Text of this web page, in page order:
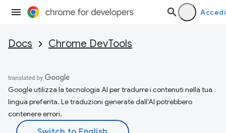
Accedi
Docs Chrome DevTools
Google utilizza la tecnologia AI per tradurre i contenuti nella tua
lingua preferita. Le traduzioni generate dall'AI potrebbero
contenere errori.